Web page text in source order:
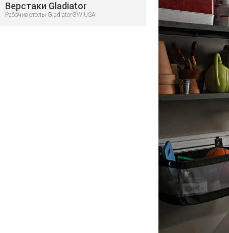
Верстаки Gladiator
Рабочие столы GladiatorGW USA